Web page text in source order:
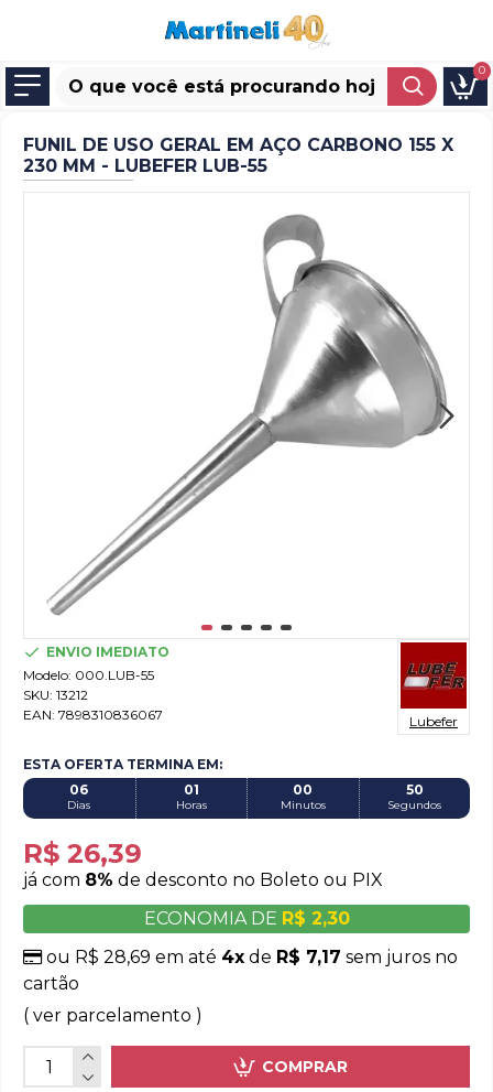
0
FUNIL DE USO GERAL EM AÇO CARBONO 155 X
230 MM - LUBEFER LUB-55
ENVIO IMEDIATO
Modelo: 000.LUB-55
SKU: 13212
EAN: 7898310836067 Lubefer
ESTA OFERTA TERMINA EM:
06
Dias
01
Horas
00
Minutos
50
Segundos
R$ 26,39
já com 8% de desconto no Boleto ou PIX
ECONOMIA DE R$ 2,30
ou R$ 28,69 em até 4x de R$ 7,17 sem juros no
cartão
( ver parcelamento )
COMPRAR